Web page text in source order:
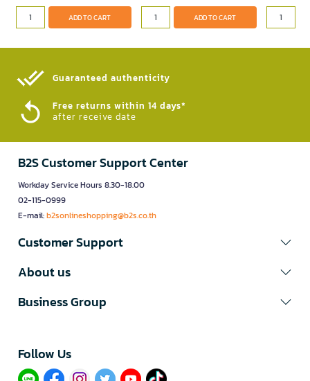
ADD TO CART ADD TO CART
Guaranteed authenticity​
Free returns within 14 days*
after receive date
B2S Customer Support Center
Workday Service Hours 8.30-18.00
02-115-0999
E-mail:b2sonlineshopping@b2s.co.th
Customer Support
About us
Business Group
Follow Us​